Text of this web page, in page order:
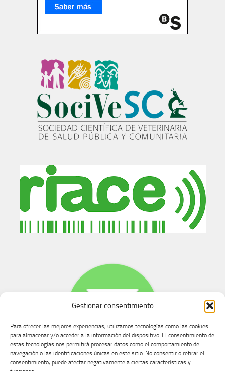
Gestionar consentimiento
Para ofrecer las mejores experiencias, utilizamos tecnologías como las cookies
para almacenar y/o acceder a la información del dispositivo. El consentimiento de
estas tecnologías nos permitirá procesar datos como el comportamiento de
navegación o las identificaciones únicas en este sitio. No consentir o retirar el
consentimiento, puede afectar negativamente a ciertas características y
Buzón de dudas, quejas y sugerencias